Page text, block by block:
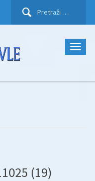
Pretraži:
(19)